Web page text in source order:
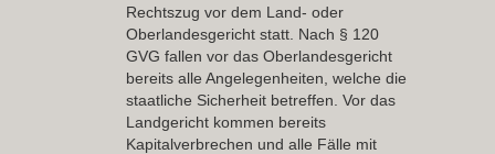
Rechtszug vor dem Land- oder
Oberlandesgericht statt. Nach § 120
GVG fallen vor das Oberlandesgericht
bereits alle Angelegenheiten, welche die
staatliche Sicherheit betreffen. Vor das
Landgericht kommen bereits
Kapitalverbrechen und alle Fälle mit